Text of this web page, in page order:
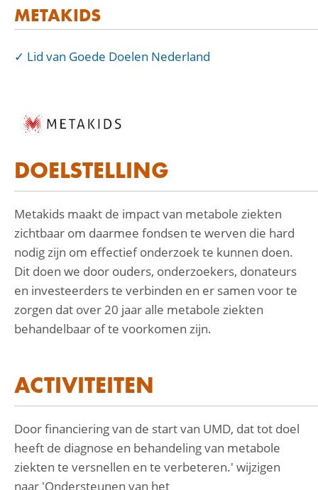
METAKIDS
Lid van Goede Doelen Nederland
DOELSTELLING
Metakids maakt de impact van metabole ziekten
zichtbaar om daarmee fondsen te werven die hard
nodig zijn om effectief onderzoek te kunnen doen.
Dit doen we door ouders, onderzoekers, donateurs
en investeerders te verbinden en er samen voor te
zorgen dat over 20 jaar alle metabole ziekten
behandelbaar of te voorkomen zijn.
ACTIVITEITEN
Door financiering van de start van UMD, dat tot doel
heeft de diagnose en behandeling van metabole
ziekten te versnellen en te verbeteren.' wijzigen
naar 'Ondersteunen van het